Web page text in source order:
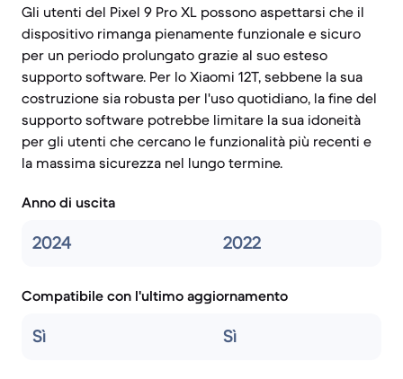
Gli utenti del Pixel 9 Pro XL possono aspettarsi che il
dispositivo rimanga pienamente funzionale e sicuro
per un periodo prolungato grazie al suo esteso
supporto software. Per lo Xiaomi 12T, sebbene la sua
costruzione sia robusta per l'uso quotidiano, la fine del
supporto software potrebbe limitare la sua idoneità
per gli utenti che cercano le funzionalità più recenti e
la massima sicurezza nel lungo termine.
Anno di uscita
2024 2022
Compatibile con l'ultimo aggiornamento
Sì Sì